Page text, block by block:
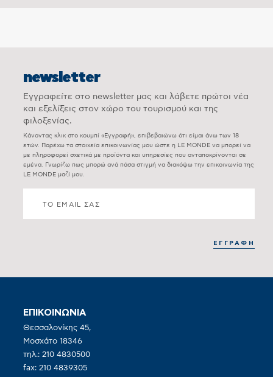
newsletter
Εγγραφείτε στο newsletter μας και λάβετε πρώτοι νέα
και εξελίξεις στον χώρο του τουρισμού και της
φιλοξενίας.
Κάνοντας κλικ στο κουμπί «Εγγραφή», επιβεβαιώνω ότι είμαι άνω των 18
ετών. Παρέχω τα στοιχεία επικοινωνίας μου ώστε η LE MONDE να μπορεί να
με πληροφορεί σχετικά με προϊόντα και υπηρεσίες που ανταποκρίνονται σε
εμένα. Γνωρίζω πως μπορώ ανά πάσα στιγμή να διακόψω την επικοινωνία της
LE MONDE μαζί μου.
ΕΠΙΚΟΙΝΩΝΙΑ
Θεσσαλονίκης 45,
Μοσχάτο 18346
τηλ.: 210 4830500
fax: 210 4839305